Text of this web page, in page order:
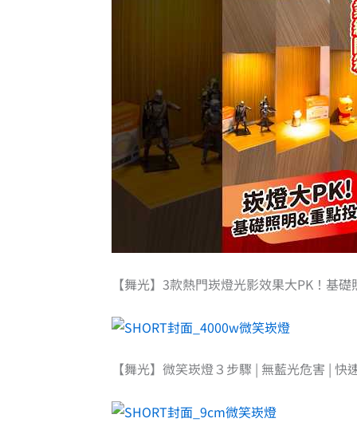
【舞光】3款熱門崁燈光影效果大PK！基
【舞光】微笑崁燈３步驟 | 無藍光危害 | 快